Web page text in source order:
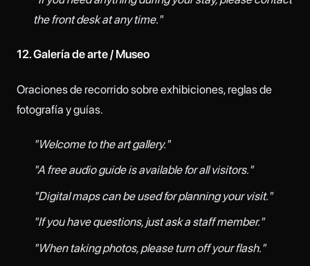
the front desk at any time."
12. Galería de arte / Museo
Oraciones de recorrido sobre exhibiciones, reglas de
fotografía y guías.
"Welcome to the art gallery."
"A free audio guide is available for all visitors."
"Digital maps can be used for planning your visit."
"If you have questions, just ask a staff member."
"When taking photos, please turn off your flash."